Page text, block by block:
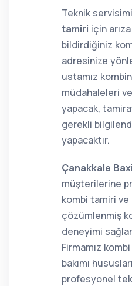
Teknik
tamiri için
bildirdiğiniz
adresinize
ustamız
müdahaleleri
yapacak,
gerekli
yapacaktır.
Çanakkale
müşterilerine
kombi tamiri ve
çözümlenmiş
deneyimi
Firmamız
bakımı
profesyonel